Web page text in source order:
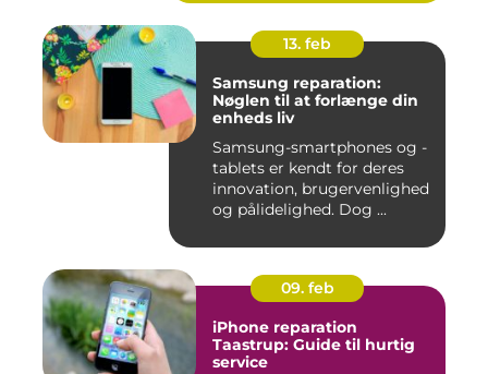
13. feb
Samsung reparation:
Nøglen til at forlænge din
enheds liv
Samsung-smartphones og -
tablets er kendt for deres
innovation, brugervenlighed
og pålidelighed. Dog ...
09. feb
iPhone reparation
Taastrup: Guide til hurtig
service